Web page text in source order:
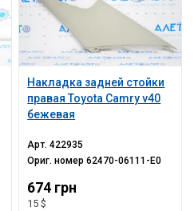
Накладка задней стойки
правая Toyota Camry v40
бежевая
Арт.422935
Ориг. номер62470-06111-E0
674 грн
15 $